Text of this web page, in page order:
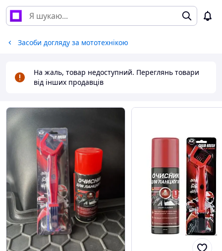
Засоби догляду за мототехнікою
На жаль, товар недоступний. Переглянь товари
від інших продавців